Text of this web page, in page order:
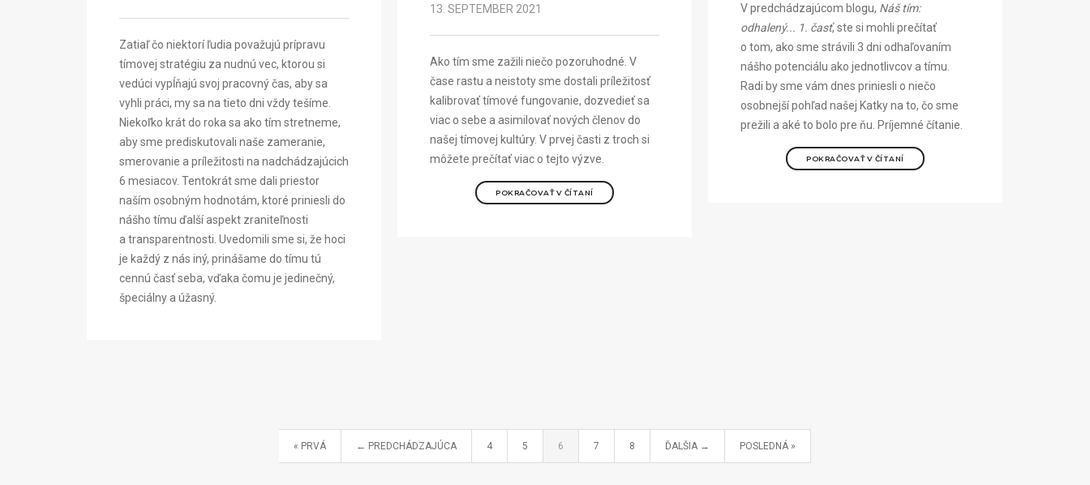
V predchádzajúcom blogu, Náš tím:
odhalený... 1. časť, ste si mohli prečítať
o tom, ako sme strávili 3 dni odhaľovaním
nášho potenciálu ako jednotlivcov a tímu.
Radi by sme vám dnes priniesli o niečo
osobnejší pohľad našej Katky na to, čo sme
prežili a aké to bolo pre ňu. Príjemné čítanie.
POKRAČOVAŤ V ČÍTANÍ
Zatiaľ čo niektorí ľudia považujú prípravu
tímovej stratégiu za nudnú vec, ktorou si
vedúci vypĺňajú svoj pracovný čas, aby sa
vyhli práci, my sa na tieto dni vždy tešíme.
Niekoľko krát do roka sa ako tím stretneme,
aby sme prediskutovali naše zameranie,
smerovanie a príležitosti na nadchádzajúcich
6 mesiacov. Tentokrát sme dali priestor
naším osobným hodnotám, ktoré priniesli do
nášho tímu ďalší aspekt zraniteľnosti
a transparentnosti. Uvedomili sme si, že hoci
je každý z nás iný, prinášame do tímu tú
cennú časť seba, vďaka čomu je jedinečný,
špeciálny a úžasný.
13. SEPTEMBER 2021
Ako tím sme zažili niečo pozoruhodné. V
čase rastu a neistoty sme dostali príležitosť
kalibrovať tímové fungovanie, dozvedieť sa
viac o sebe a asimilovať nových členov do
našej tímovej kultúry. V prvej časti z troch si
môžete prečítať viac o tejto výzve.
POKRAČOVAŤ V ČÍTANÍ
« PRVÁ ← PREDCHÁDZAJÚCA 4 5 6 7 8 ĎALŠIA → POSLEDNÁ »